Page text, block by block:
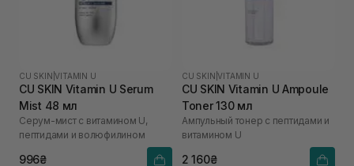
CU SKIN |VITAMIN U
CU SKIN Vitamin U Serum
Mist 48 мл
Серум-мист с витамином U,
пептидами и волюфилином
996₴
CU SKIN |VITAMIN U
CU SKIN Vitamin U Ampoule
Toner 130 мл
Ампульный тонер с пептидами и
витамином U
2 160₴